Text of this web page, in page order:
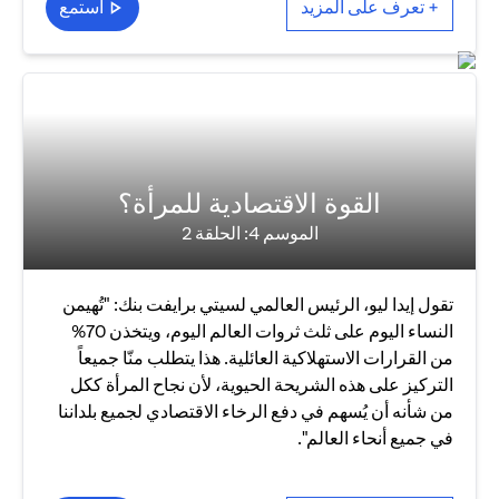
+ تعرف على المزيد استمع
القوة الاقتصادية للمرأة؟
الموسم 4: الحلقة 2
تقول إيدا ليو، الرئيس العالمي لسيتي برايفت بنك: "تُهيمن
النساء اليوم على ثلث ثروات العالم اليوم، ويتخذن 70%
من القرارات الاستهلاكية العائلية. هذا يتطلب منّا جميعاً
التركيز على هذه الشريحة الحيوية، لأن نجاح المرأة ككل
من شأنه أن يُسهم في دفع الرخاء الاقتصادي لجميع بلداننا
في جميع أنحاء العالم".